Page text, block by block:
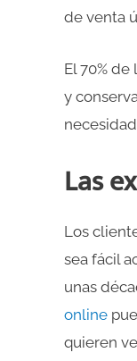
de venta
El 70%
y
Las
Los
sea fácil
unas
online
quieren